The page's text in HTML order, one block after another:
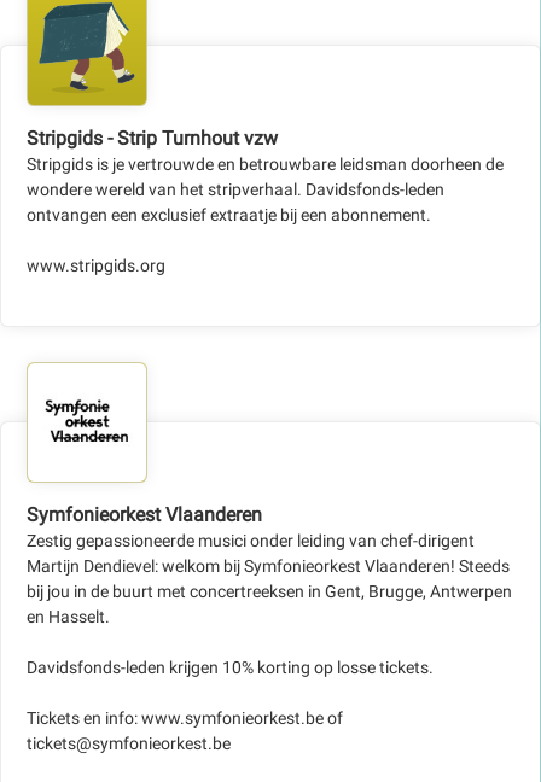
Stripgids - Strip Turnhout vzw
Stripgids is je vertrouwde en betrouwbare leidsman doorheen de
wondere wereld van het stripverhaal. Davidsfonds-leden
ontvangen een exclusief extraatje bij een abonnement.
www.stripgids.org
Symfonieorkest Vlaanderen
Zestig gepassioneerde musici onder leiding van chef-dirigent
Martijn Dendievel: welkom bij Symfonieorkest Vlaanderen! Steeds
bij jou in de buurt met concertreeksen in Gent, Brugge, Antwerpen
en Hasselt.
Davidsfonds-leden krijgen 10% korting op losse tickets.
Tickets en info: www.symfonieorkest.be of
tickets@symfonieorkest.be